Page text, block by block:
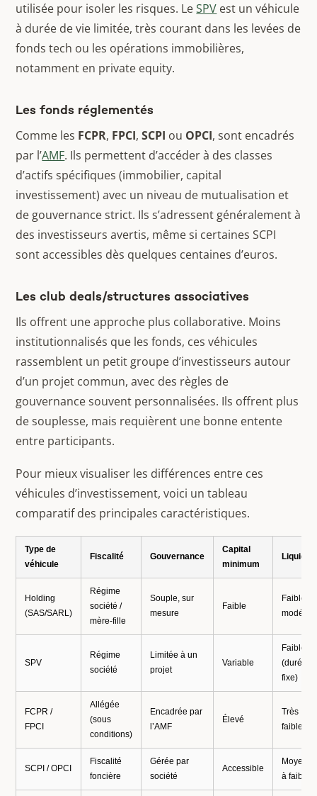
utilisée pour isoler les risques. LeSPV est un véhicule
à durée de vie limitée, très courant dans les levées de
fonds tech ou les opérations immobilières,
notamment en private equity.
Les fonds réglementés
Comme les FCPR, FPCI,SCPI ou OPCI, sont encadrés
par l’AMF. Ils permettent d’accéder à des classes
d’actifs spécifiques (immobilier, capital
investissement) avec un niveau de mutualisation et
de gouvernance strict. Ils s’adressent généralement à
des investisseurs avertis, même si certaines SCPI
sont accessibles dès quelques centaines d’euros.
Les club deals/structures associatives
Ils offrent une approche plus collaborative. Moins
institutionnalisés que les fonds, ces véhicules
rassemblent un petit groupe d’investisseurs autour
d’un projet commun, avec des règles de
gouvernance souvent personnalisées. Ils offrent plus
de souplesse, mais requièrent une bonne entente
entre participants.
Pour mieux visualiser les différences entre ces
véhicules d’investissement, voici un tableau
comparatif des principales caractéristiques.
Type de
véhicule
Fiscalité Gouvernance
Capital
minimum
Liquidité
Holding
(SAS/SARL)
Régime
société /
mère-fille
Souple, sur
mesure
Faible
Faible à
modérée
SPV
Régime
société
Limitée à un
projet
Variable
Faible
(durée
fixe)
FCPR /
FPCI
Allégée
(sous
conditions)
Encadrée par
l’AMF
Élevé
Très
faible
SCPI / OPCI
Fiscalité
foncière
Gérée par
société
Accessible
à faible